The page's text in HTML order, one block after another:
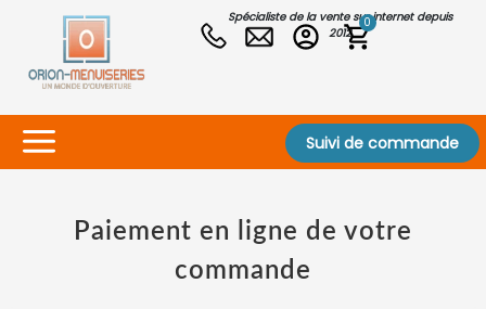
Spécialiste de la vente sur internet depuis
2012
0
Suivi de commande
Paiement en ligne de votre
commande